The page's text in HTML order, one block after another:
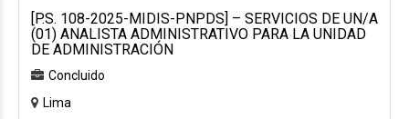
[P.S. 108-2025-MIDIS-PNPDS] – SERVICIOS DE UN/A
(01) ANALISTA ADMINISTRATIVO PARA LA UNIDAD
DE ADMINISTRACIÓN
Concluido
Lima